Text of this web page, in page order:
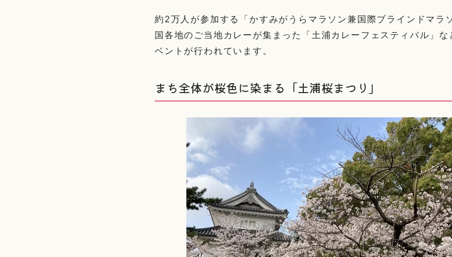
約2万人が参加する「かすみがうらマラソン兼国際ブラインドマラ
国各地のご当地カレーが集まった「土浦カレーフェスティバル」な
ベントが行われています。
まち全体が桜色に染まる「土浦桜まつり」